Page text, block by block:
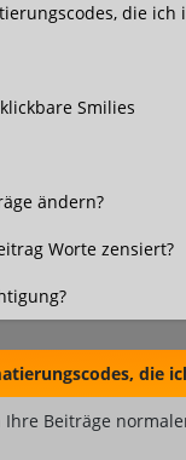
die
Smilies
ändern?
Worte zensiert?
die
Beiträge